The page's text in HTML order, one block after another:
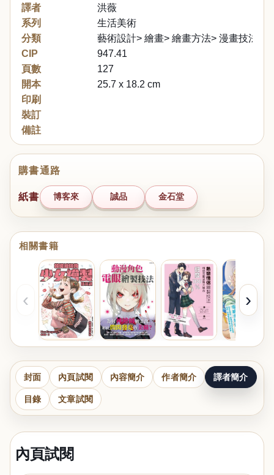
譯者
洪薇
系列
生活美術
分類
藝術設計> 繪畫> 繪畫方法> 漫畫技法
CIP
947.41
頁數
127
開本
25.7 x 18.2 cm
印刷
裝訂
備註
購書通路
紙書 博客來 誠品 金石堂
相關書籍
‹ ›
封面 內頁試閱 內容簡介 作者簡介 譯者簡介
目錄 文章試閱
內頁試閱